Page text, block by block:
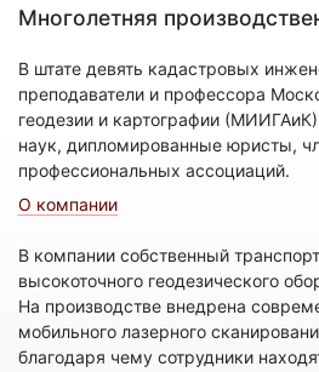
Многолетняя
В штате девять кадастровых
преподаватели и профессора
геодезии и картографии
наук, дипломированные юристы,
профессиональных ассоциаций.
О компании
В компании собственный
высокоточного геодезического
На производстве внедрена
мобильного лазерного
благодаря чему сотрудники